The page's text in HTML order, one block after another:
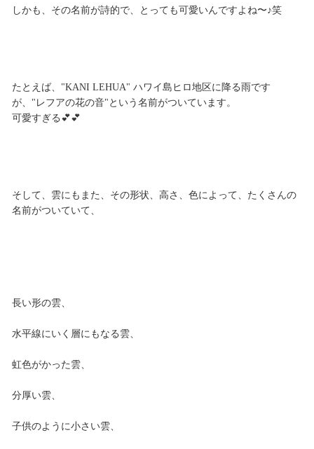
しかも、その名前が詩的で、とっても可愛いんですよね〜♪笑
たとえば、"KANI LEHUA" ハワイ島ヒロ地区に降る雨です
が、"レフアの花の音"という名前がついています。
可愛すぎる💕💕
そして、雲にもまた、その形状、高さ、色によって、たくさんの
名前がついていて、
長い形の雲、
水平線にいく層にもなる雲、
虹色がかった雲、
分厚い雲、
子供のように小さい雲、